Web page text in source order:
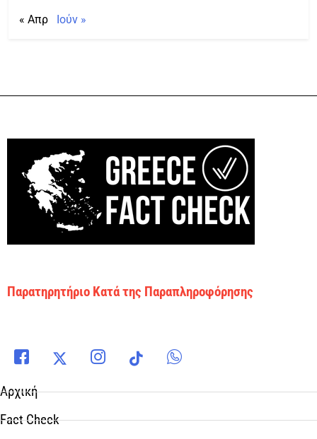
« Απρ Ιούν »
Παρατηρητήριο Κατά της Παραπληροφόρησης
Αρχική
Fact Check